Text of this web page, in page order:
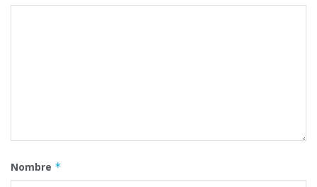
Nombre *